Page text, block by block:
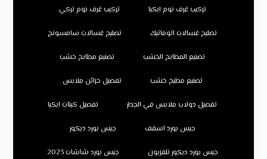
تركيب غرف نوم ايكيا تركيب غرف نوم تركي
تصليح غسالات اتوماتيك تصليح غسالات سامسونج
تصنيع المطابخ الخشب تصنيع مطابخ خشب
تصنيع مطبخ خشب تفصيل خزائن ملابس
تفصيل دولاب ملابس في الجدار تفصيل كبتات ايكيا
جبس بورد اسقف جبس بورد ديكور
جبس بورد ديكور تلفزيون جبس بورد شاشات 2023